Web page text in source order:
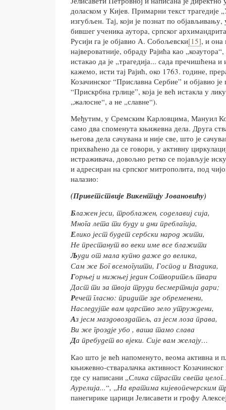
доласком у Кијев. Примарни текст трагедије
изгубљен. Тај, који је познат по објављивању,
бившег ученика аутора, српског
Русији га је објавио А. Собољевски[15], и она
највероватније, обраду Рајића као
истакао да је „трагедија... сада пречишћена
кажемо, исти тај Рајић, око 1763. године,
Козачинског “Приславна Сербие” и објавио
“Прискрбна грлице”, која је већ истакла у
„жалосне“, а не „славне“).
Међутим, у Сремским Карловцима, Мануил
само два споменута књижевна дела. Друга
његова дела сачувана и није све, што је
прихваћено да се говори, у активну
истраживача, довољно ретко се појављује
и адресиран на српског митрополита, под
налазио:
(Приветствије Викентију Јовановићу)
Блажен јеси, троблажен, соделавиј сија,
Многа лета ти буду и дни преблагија,
Елико јест будет сербски народ жити,
Не престанут во веки име все блажити
Људи от мала купно даже до велика,
Сам же Бог всемогушти, Господ и Владика,
Горњеј и нижњеј једин Сотворитељ твари
Даст ти за твоја труди бесмертнија дари;
Речет гласно: придите зде обременени,
Наследујте вам царство зело утруждени,
Аз јесм маздовоздатељ, аз јесм лоза права,
Ви же гроздје убо , ваша тамо слава
Да пребудет во вјеки. Сије вам желају…
Као што је већ напоменуто, веома активна и
књижевно-стваралачка активност
где су написани „Слика страсти света
Аурелија...“, „На вратима кијевопечерским
панегирике царици Јелисавети и грофу